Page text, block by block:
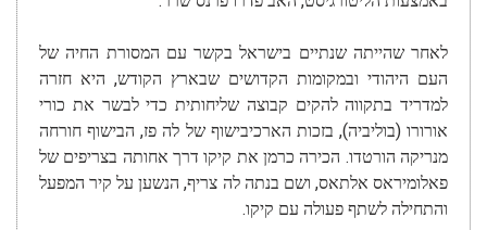
לאחר שהייתה שנתיים בישראל בקשר עם המסורת החיה של
העם היהודי ובמקומות הקדושים שבארץ הקודש, היא חזרה
למדריד בתקווה להקים קבוצה שליחותית כדי לבשר את כורי
אורורו (בוליביה), בזכות הארכיבישוף של לה פז, הבישוף חורחה
מנריקה הורטדו. הכירה כרמן את קיקו דרך אחותה בצריפים של
פאלומיראס אלתאס, ושם בנתה לה צריף, הנשען על קיר המפעל
והתחילה לשתף פעולה עם קיקו.